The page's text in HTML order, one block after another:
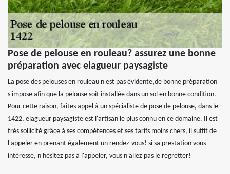
Pose de pelouse en rouleau? assurez une bonne
préparation avec elagueur paysagiste
La pose des pelouses en rouleau n'est pas évidente,de bonne préparation
s'impose afin que la pelouse soit installée dans un sol en bonne condition.
Pour cette raison, faites appel à un spécialiste de pose de pelouse, dans le
1422, elagueur paysagiste est l'artisan le plus connu en ce domaine. Il est
très sollicité grâce à ses compétences et ses tarifs moins chers, il suffit de
l'appeler en prenant également un rendez-vous! si sa prestation vous
intéresse, n'hésitez pas à l'appeler, vous n'allez pas le regretter!